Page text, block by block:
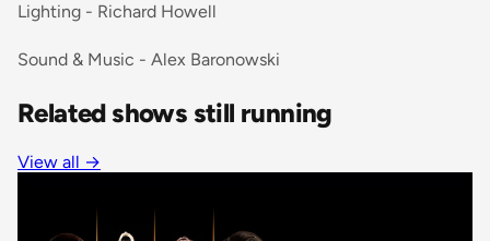
Lighting - Richard Howell
Sound & Music - Alex Baronowski
Related shows still running
View all →